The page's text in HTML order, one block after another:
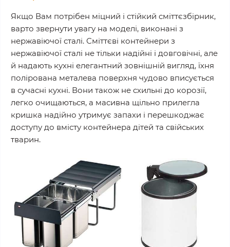
Якщо Вам потрібен міцний і стійкий сміттєзбірник,
варто звернути увагу на моделі, виконані з
нержавіючої сталі. Сміттєві контейнери з
нержавіючої сталі не тільки надійні і довговічні, але
й надають кухні елегантний зовнішній вигляд, їхня
полірована металева поверхня чудово вписується
в сучасні кухні. Вони також не схильні до корозії,
легко очищаються, а масивна щільно прилегла
кришка надійно утримує запахи і перешкоджає
доступу до вмісту контейнера дітей та свійських
тварин.